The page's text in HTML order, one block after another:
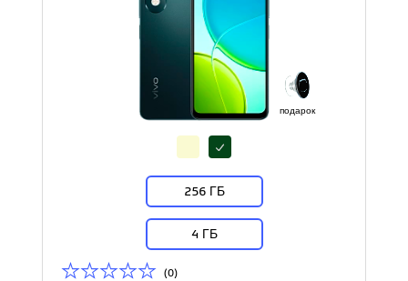
подарок
256 ГБ
4 ГБ
(0)